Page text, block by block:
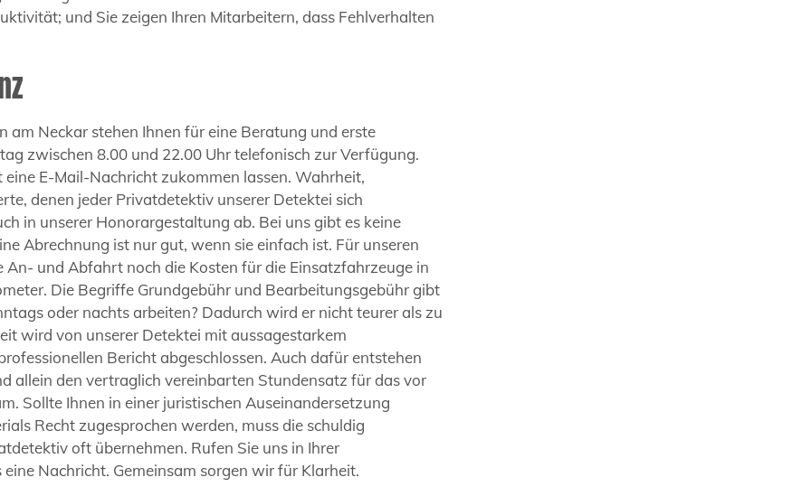
und Sie zeigen Ihren Mitarbeitern, dass Fehlverhalten
am Neckar stehen Ihnen für eine Beratung und erste
zwischen 8.00 und 22.00 Uhr telefonisch zur Verfügung.
E-Mail-Nachricht zukommen lassen. Wahrheit,
denen jeder Privatdetektiv unserer Detektei sich
in unserer Honorargestaltung ab. Bei uns gibt es keine
Abrechnung ist nur gut, wenn sie einfach ist. Für unseren
und Abfahrt noch die Kosten für die Einsatzfahrzeuge in
Die Begriffe Grundgebühr und Bearbeitungsgebühr gibt
oder nachts arbeiten? Dadurch wird er nicht teurer als zu
wird von unserer Detektei mit aussagestarkem
Bericht abgeschlossen. Auch dafür entstehen
allein den vertraglich vereinbarten Stundensatz für das vor
Sollte Ihnen in einer juristischen Auseinandersetzung
Recht zugesprochen werden, muss die schuldig
oft übernehmen. Rufen Sie uns in Ihrer
Nachricht. Gemeinsam sorgen wir für Klarheit.